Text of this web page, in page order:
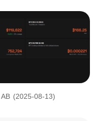
(2025-08-13)